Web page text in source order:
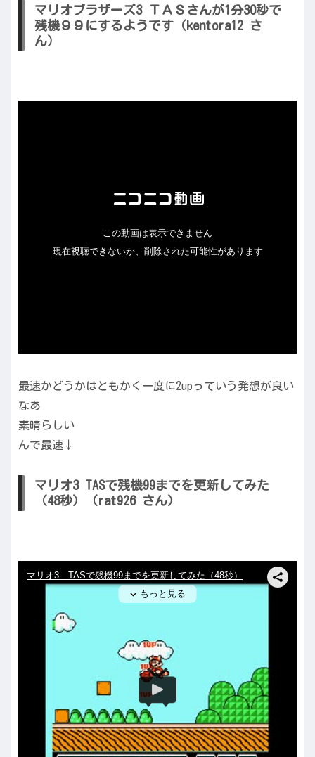
マリオブラザーズ3 ＴＡＳさんが1分30秒で
残機９９にするようです（kentora12 さ
ん）
最速かどうかはともかく一度に2upっていう発想が良い
なあ
素晴らしい
んで最速↓
マリオ3 TASで残機99までを更新してみた
（48秒）（rat926 さん）